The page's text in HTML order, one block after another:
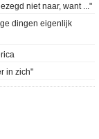
niet naar, want ..."
dingen eigenlijk
in zich"